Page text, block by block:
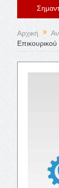
Θέση
Αρχική